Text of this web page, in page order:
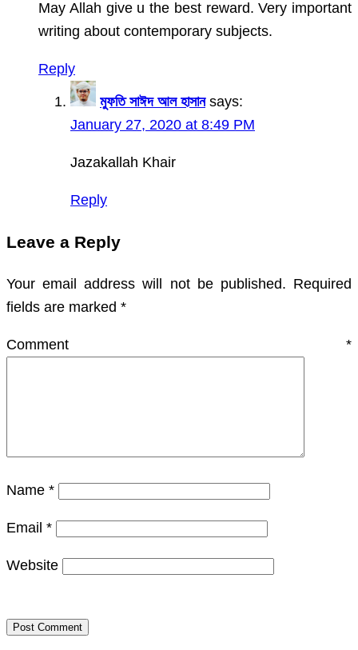
May Allah give u the best reward. Very important
writing about contemporary subjects.
Reply
মুফতি সাঈদ আল হাসান says:
January 27, 2020 at 8:49 PM
Jazakallah Khair
Reply
Leave a Reply
Your email address will not be published. Required
fields are marked *
Comment *
Name *
Email *
Website